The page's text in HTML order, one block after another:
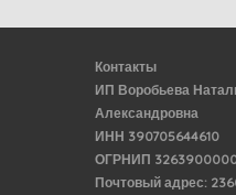
Контакты
ИП Воробьева
Александровна
ИНН 390705644610
ОГРНИП
Почтовый адрес: